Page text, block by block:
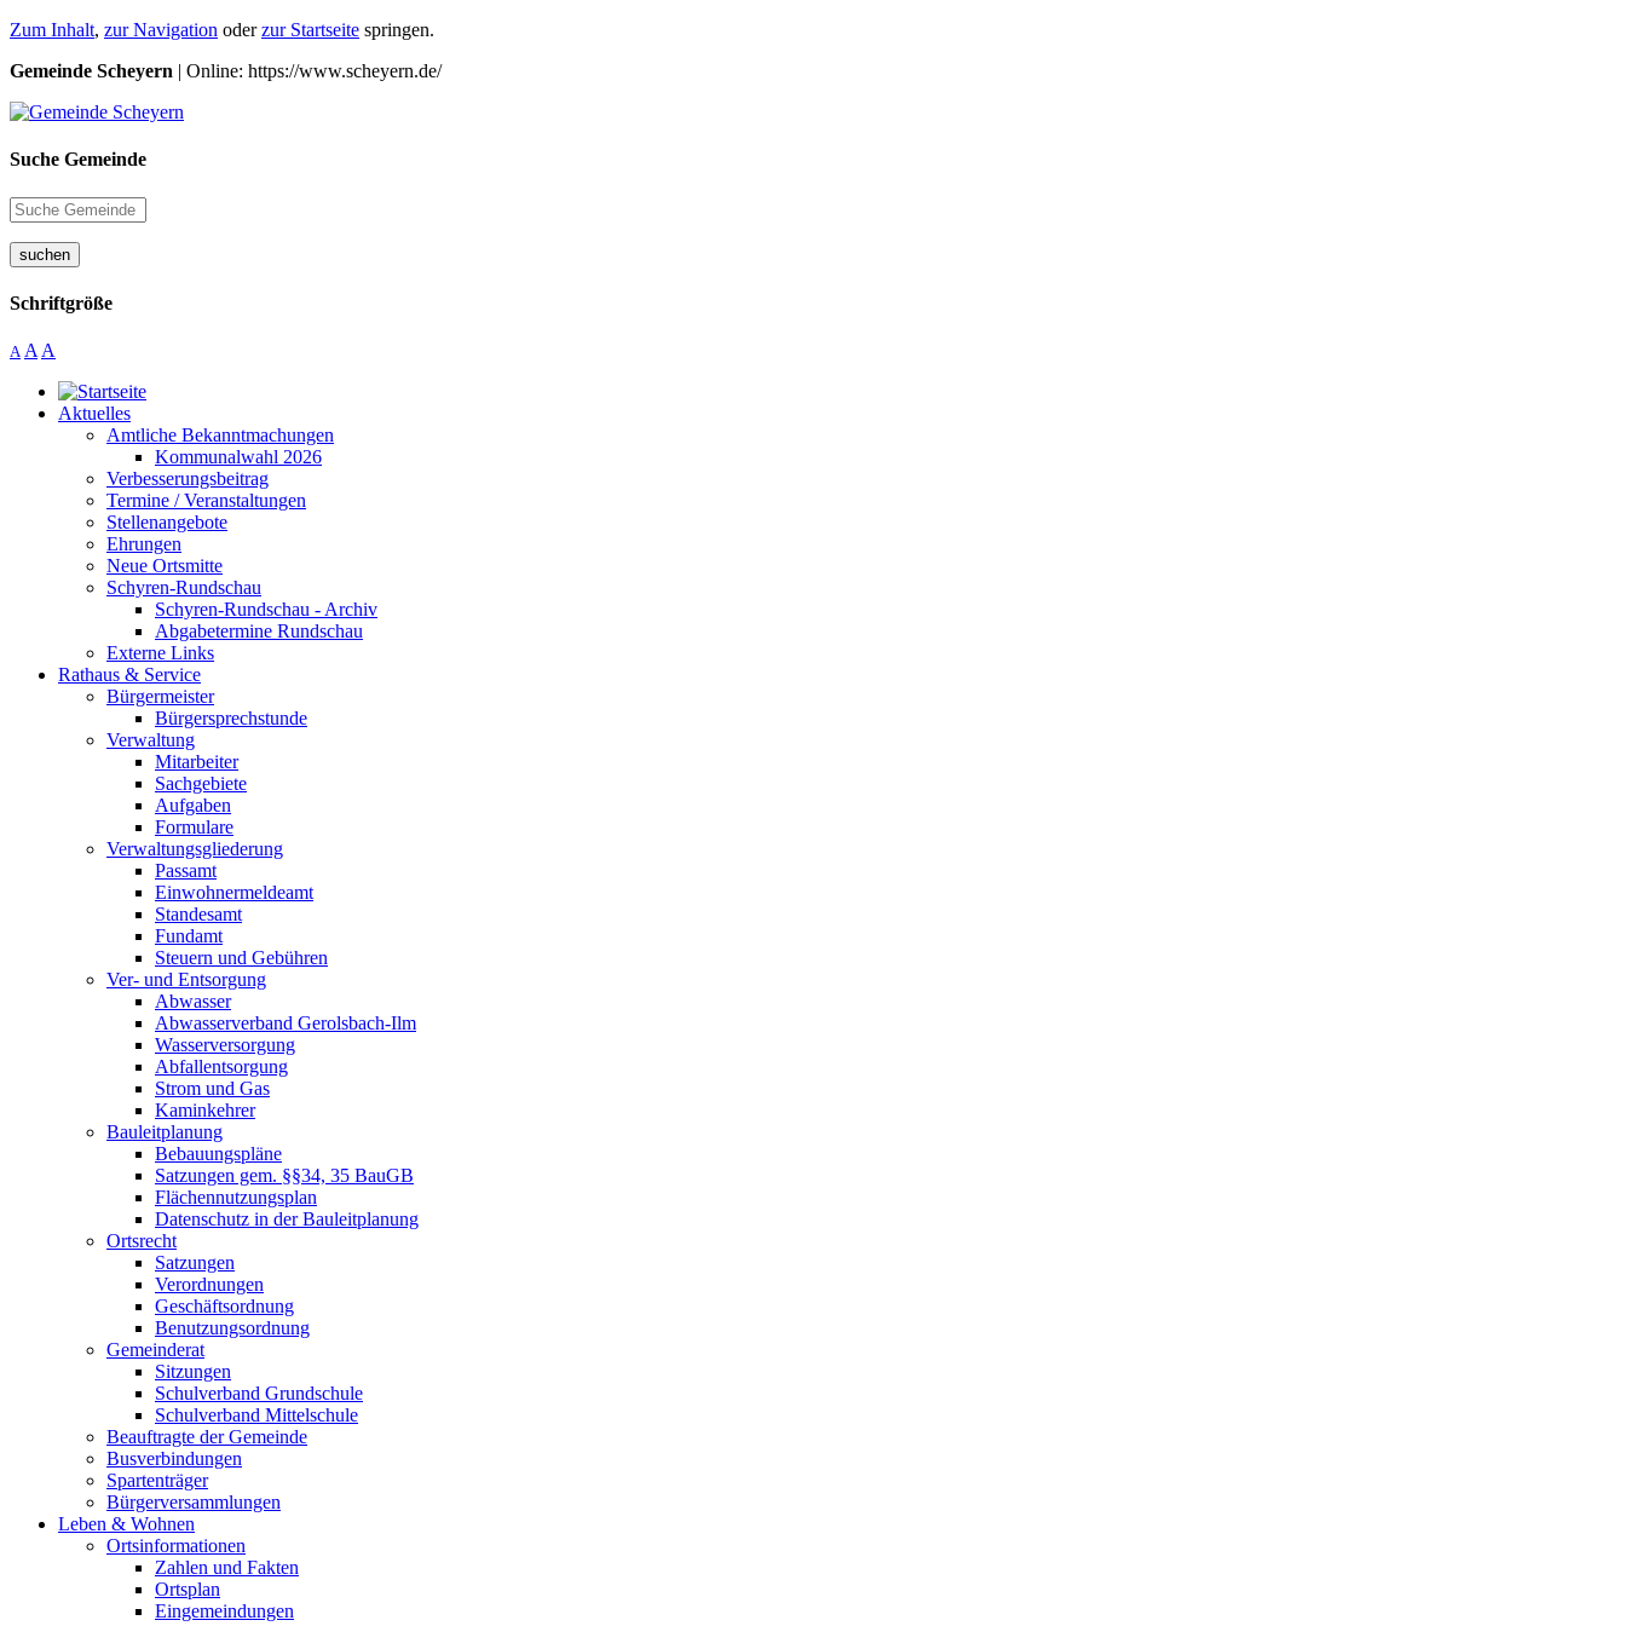
Zum Inhalt, zur Navigation oderzur Startseite springen.
Gemeinde Scheyern | Online: https://www.scheyern.de/
Suche Gemeinde
suchen
Schriftgröße
A A A
Aktuelles
Amtliche Bekanntmachungen
Kommunalwahl 2026
Verbesserungsbeitrag
Termine / Veranstaltungen
Stellenangebote
Ehrungen
Neue Ortsmitte
Schyren-Rundschau
Schyren-Rundschau - Archiv
Abgabetermine Rundschau
Externe Links
Rathaus & Service
Bürgermeister
Bürgersprechstunde
Verwaltung
Mitarbeiter
Sachgebiete
Aufgaben
Formulare
Verwaltungsgliederung
Passamt
Einwohnermeldeamt
Standesamt
Fundamt
Steuern und Gebühren
Ver- und Entsorgung
Abwasser
Abwasserverband Gerolsbach-Ilm
Wasserversorgung
Abfallentsorgung
Strom und Gas
Kaminkehrer
Bauleitplanung
Bebauungspläne
Satzungen gem. §§34, 35 BauGB
Flächennutzungsplan
Datenschutz in der Bauleitplanung
Ortsrecht
Satzungen
Verordnungen
Geschäftsordnung
Benutzungsordnung
Gemeinderat
Sitzungen
Schulverband Grundschule
Schulverband Mittelschule
Beauftragte der Gemeinde
Busverbindungen
Spartenträger
Bürgerversammlungen
Leben & Wohnen
Ortsinformationen
Zahlen und Fakten
Ortsplan
Eingemeindungen